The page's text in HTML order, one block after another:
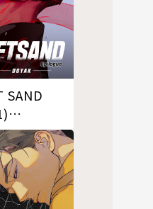
SAND
（條